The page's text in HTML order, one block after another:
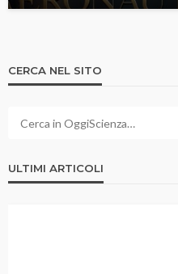
CERCA NEL SITO
ULTIMI ARTICOLI